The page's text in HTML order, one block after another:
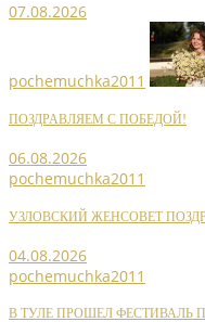
07.08.2026
pochemuchka2011
ПОЗДРАВЛЯЕМ С ПОБЕДОЙ!
06.08.2026
pochemuchka2011
УЗЛОВСКИЙ ЖЕНСОВЕТ
04.08.2026
pochemuchka2011
В ТУЛЕ ПРОШЕЛ ФЕСТИВАЛЬ